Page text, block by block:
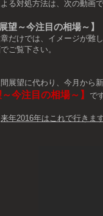
る対処方法は、次の動画
望～今注目の相場～】
章だけでは、イメージが難
ご覧下さい。
展望に代わり、今月から
～今注目の相場～】 で
来年2016年はこれで行きま